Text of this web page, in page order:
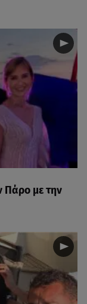
Πάρο με την